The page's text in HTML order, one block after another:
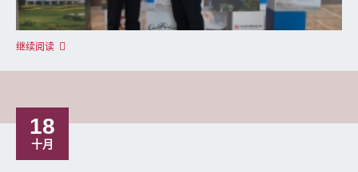
继续阅读
18
十月